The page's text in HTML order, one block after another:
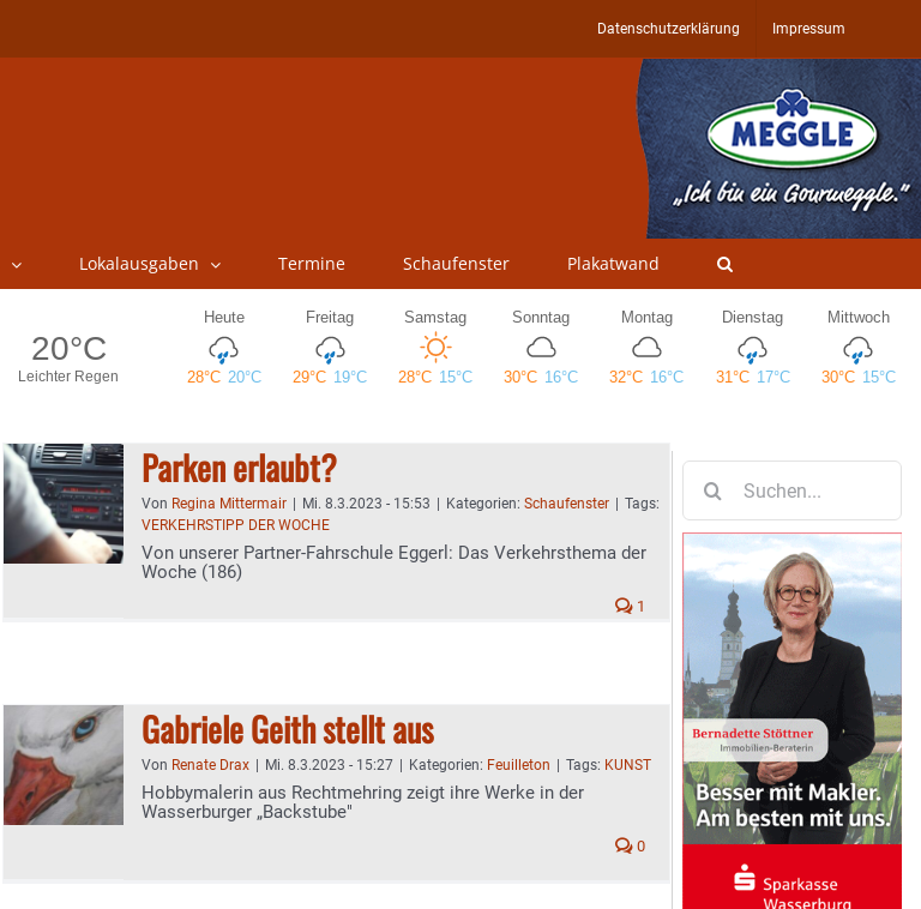
Datenschutzerklärung Impressum
Lokalausgaben Termine Schaufenster Plakatwand
Parken erlaubt?
Von Regina Mittermair Mi. 8.3.2023 - 15:53 Kategorien: Schaufenster
Tags:
VERKEHRSTIPP DER WOCHE
Von unserer Partner-Fahrschule Eggerl: Das Verkehrsthema der
Woche (186)
1
Gabriele Geith stellt aus
Von Renate Drax Mi. 8.3.2023 - 15:27 Kategorien: Feuilleton Tags: KUNST
Hobbymalerin aus Rechtmehring zeigt ihre Werke in der
Wasserburger „Backstube"
0
nach: